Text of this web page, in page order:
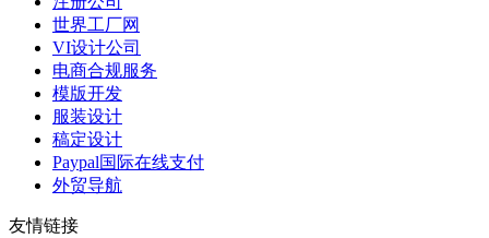
世界工厂网
VI设计公司
电商合规服务
模版开发
服装设计
稿定设计
Paypal国际在线支付
外贸导航
友情链接